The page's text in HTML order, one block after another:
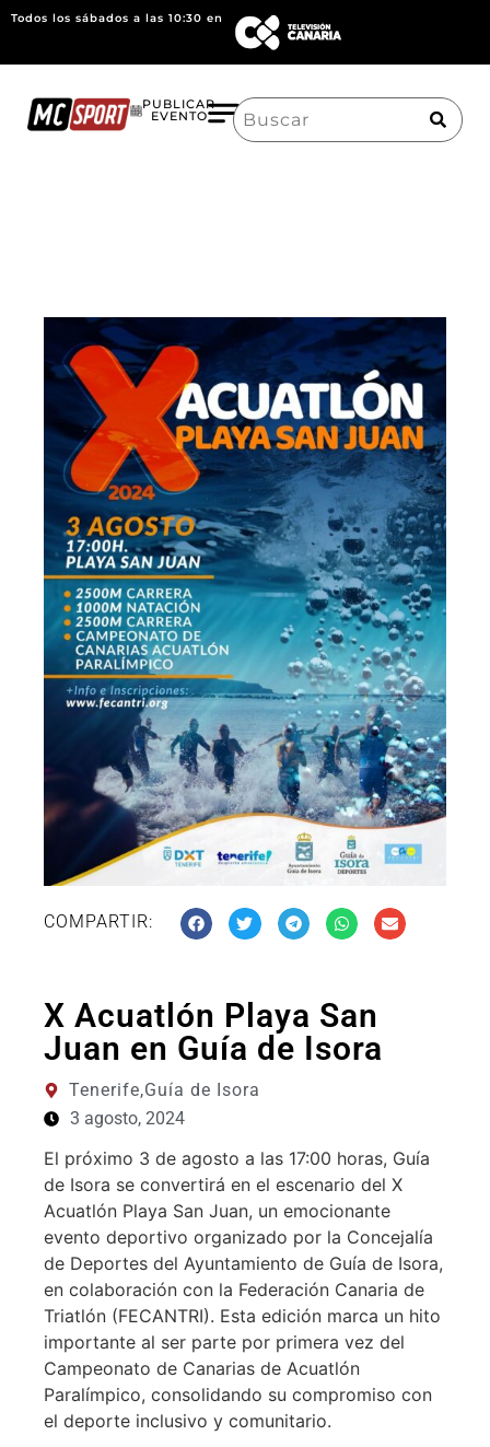
Todos los sábados a las 10:30 en
PUBLICAR
EVENTO
Search
for:
COMPARTIR:
X Acuatlón Playa San
Juan en Guía de Isora
Tenerife,Guía de Isora
3 agosto, 2024
El próximo 3 de agosto a las 17:00 horas, Guía
de Isora se convertirá en el escenario del X
Acuatlón Playa San Juan, un emocionante
evento deportivo organizado por la Concejalía
de Deportes del Ayuntamiento de Guía de Isora,
en colaboración con la Federación Canaria de
Triatlón (FECANTRI). Esta edición marca un hito
importante al ser parte por primera vez del
Campeonato de Canarias de Acuatlón
Paralímpico, consolidando su compromiso con
el deporte inclusivo y comunitario.